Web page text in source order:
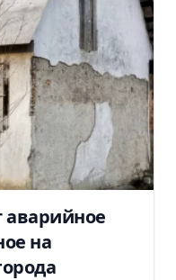
аварийное
на